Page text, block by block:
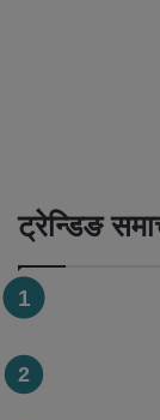
ट्रेन्डिङ